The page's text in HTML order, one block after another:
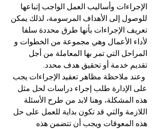
الإجراءات وأساليب العمل الواجب إتباعها
للوصول إلى الأهداف المرسومة، لذلك يمكن
تعريف الإجراءات بأنها طرق محددة سلفا
لأداء الأعمال وهي مجموعة من الخطوات و
المراحل التي تمر بها المعاملة من أجل
تقديم خدمة أو تحقيق هدف محدد.
وعند ملاحظة مظاهر تعقيد الإجراءات يجب
على الإدارة طلب إجراء دراسات لحل مثل
هذه المشكلة، وهنا لابد من طرح الأسئلة
اللازمة والتي قد تكون بداية للعمل على حل
هذه المعوقات ويجب أن تتضمن هذه